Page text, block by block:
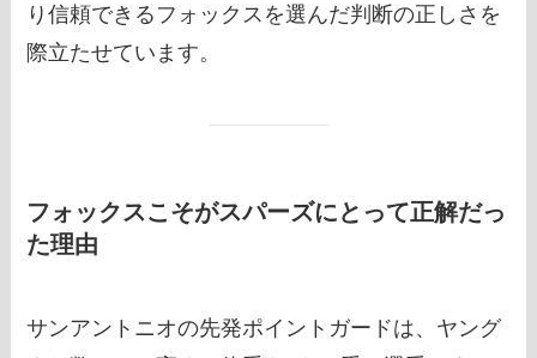
り信頼できるフォックスを選んだ判断の正しさを
際立たせています。
フォックスこそがスパーズにとって正解だっ
た理由
サンアントニオの先発ポイントガードは、ヤング